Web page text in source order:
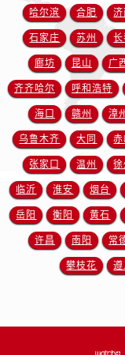
哈尔滨 合肥 济
石家庄 苏州 长
廊坊 昆山 广
齐齐哈尔 呼和浩特
海口 赣州 漳
乌鲁木齐 大同 赤
张家口 温州 徐
临沂 淮安 烟台
岳阳 衡阳 黄石
许昌 南阳 常
攀枝花 遵